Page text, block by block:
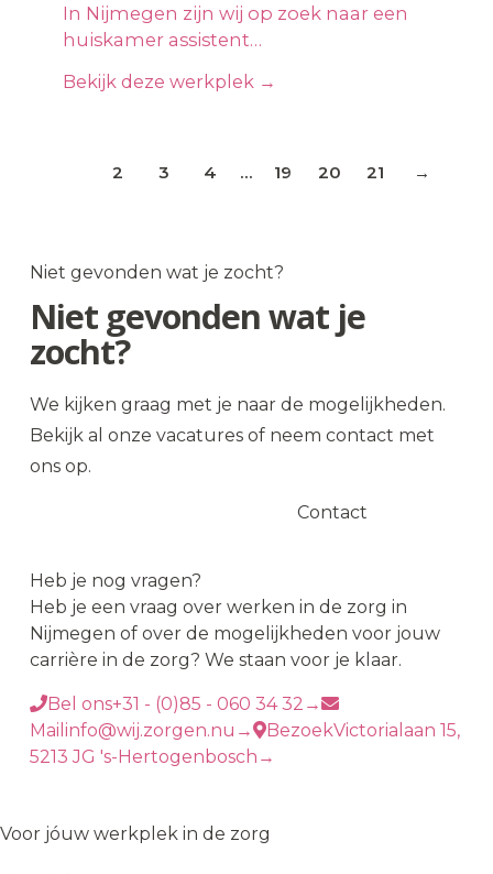
In Nijmegen zijn wij op zoek naar een
huiskamer assistent…
Bekijk deze werkplek →
2 3 4 ... 19 20 21 →
Niet gevonden wat je zocht?
Niet gevonden wat je
zocht?
We kijken graag met je naar de mogelijkheden.
Bekijk al onze vacatures of neem contact met
ons op.
Contact
Heb je nog vragen?
Heb je een vraag over werken in de zorg in
Nijmegen of over de mogelijkheden voor jouw
carrière in de zorg? We staan voor je klaar.
Bel ons+31 - (0)85 - 060 34 32 →
Mail info@wij.zorgen.nu → BezoekVictorialaan 15,
5213 JG 's-Hertogenbosch →
Voor jóuw werkplek in de zorg